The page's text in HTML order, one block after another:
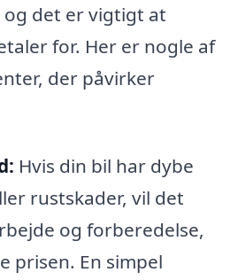
det er vigtigt at
for. Her er nogle af
der påvirker
Hvis din bil har dybe
rustskader, vil det
og forberedelse,
prisen. En simpel